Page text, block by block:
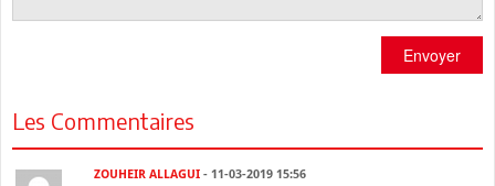
Envoyer
Les Commentaires
ZOUHEIR ALLAGUI - 11-03-2019 15:56